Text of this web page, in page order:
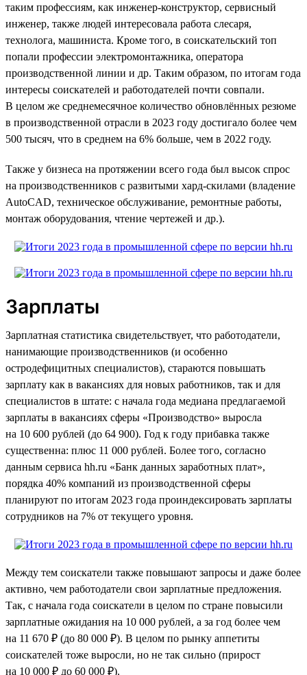
таким профессиям, как инженер-конструктор, сервисный
инженер, также людей интересовала работа слесаря,
технолога, машиниста. Кроме того, в соискательский топ
попали профессии электромонтажника, оператора
производственной линии и др. Таким образом, по итогам года
интересы соискателей и работодателей почти совпали.
В целом же среднемесячное количество обновлённых резюме
в производственной отрасли в 2023 году достигало более чем
500 тысяч, что в среднем на 6% больше, чем в 2022 году.
Также у бизнеса на протяжении всего года был высок спрос
на производственников с развитыми хард-скилами (владение
AutoCAD, техническое обслуживание, ремонтные работы,
монтаж оборудования, чтение чертежей и др.).
Зарплаты
Зарплатная статистика свидетельствует, что работодатели,
нанимающие производственников (и особенно
остродефицитных специалистов), стараются повышать
зарплату как в вакансиях для новых работников, так и для
специалистов в штате: с начала года медиана предлагаемой
зарплаты в вакансиях сферы «Производство» выросла
на 10 600 рублей (до 64 900). Год к году прибавка также
существенна: плюс 11 000 рублей. Более того, согласно
данным сервиса hh.ru «Банк данных заработных плат»,
порядка 40% компаний из производственной сферы
планируют по итогам 2023 года проиндексировать зарплаты
сотрудников на 7% от текущего уровня.
Между тем соискатели также повышают запросы и даже более
активно, чем работодатели свои зарплатные предложения.
Так, с начала года соискатели в целом по стране повысили
зарплатные ожидания на 10 000 рублей, а за год более чем
на 11 670 ₽ (до 80 000 ₽). В целом по рынку аппетиты
соискателей тоже выросли, но не так сильно (прирост
на 10 000 ₽ до 60 000 ₽).